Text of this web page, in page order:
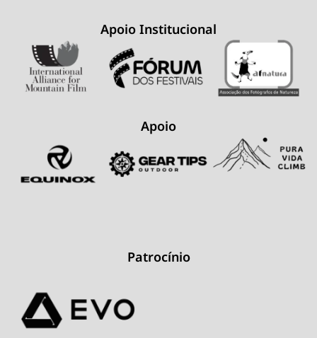
Apoio Institucional
Apoio
Patrocínio